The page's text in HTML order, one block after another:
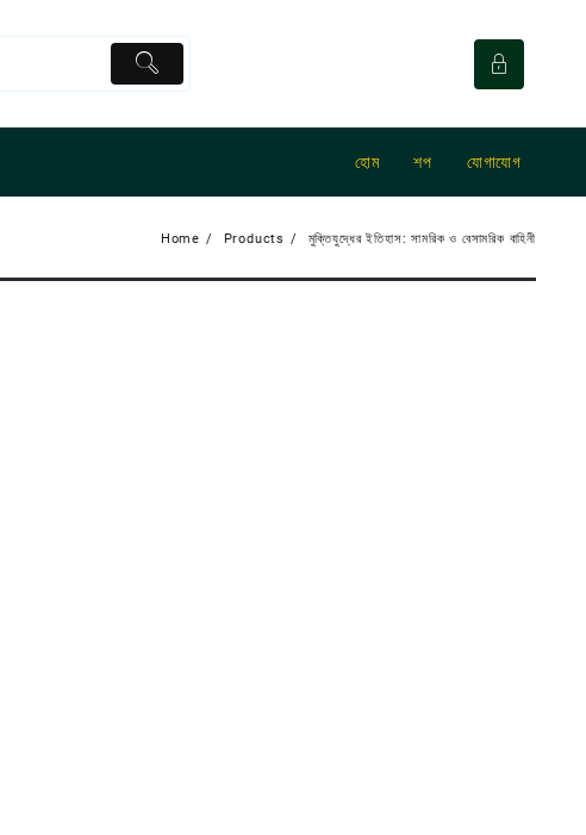
হোম শপ যোগাযোগ
Home Products মুক্তিযুদ্ধের ইতিহাস: সামরিক ও বেসামরিক বাহিনী